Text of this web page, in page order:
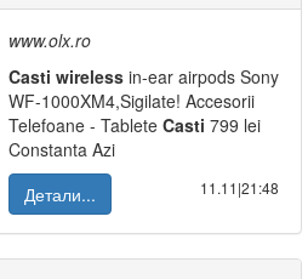
www.olx.ro
Casti wireless in-ear airpods Sony
WF-1000XM4,Sigilate! Accesorii
Telefoane - Tablete Casti 799 lei
Constanta Azi
Детали...
11.11|21:48